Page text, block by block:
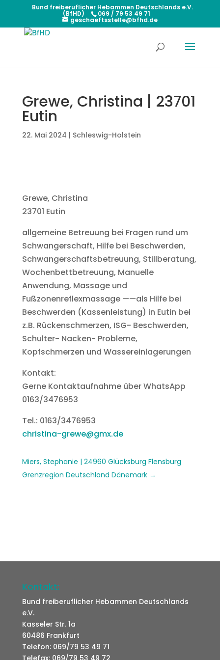
Bund freiberuflicher Hebammen Deutschlands e.V.
(BfHD) 069 / 79 53 49 71
geschaeftsstelle@bfhd.de
Grewe, Christina | 23701
Eutin
22. Mai 2024 | Schleswig-Holstein
Grewe, Christina
23701 Eutin
allgemeine Betreuung bei Fragen rund um
Schwangerschaft, Hilfe bei Beschwerden,
Schwangerschaftsbetreuung, Stillberatung,
Wochenbettbetreuung, Manuelle
Anwendung, Massage und
Fußzonenreflexmassage ——als Hilfe bei
Beschwerden (Kassenleistung) in Eutin bei
z.B. Rückenschmerzen, ISG- Beschwerden,
Schulter- Nacken- Probleme,
Kopfschmerzen und Wassereinlagerungen
Kontakt:
Gerne Kontaktaufnahme über WhatsApp
0163/3476953
Tel.: 0163/3476953
christina-grewe@gmx.de
Miers, Stephanie | 24960 Glücksburg Flensburg
Grenzregion Deutschland Dänemark
Kontakt:
Bund freiberuflicher Hebammen Deutschlands
e.V.
Kasseler Str. 1a
60486 Frankfurt
Telefon: 069/79 53 49 71
Telefax: 069/79 53 49 72